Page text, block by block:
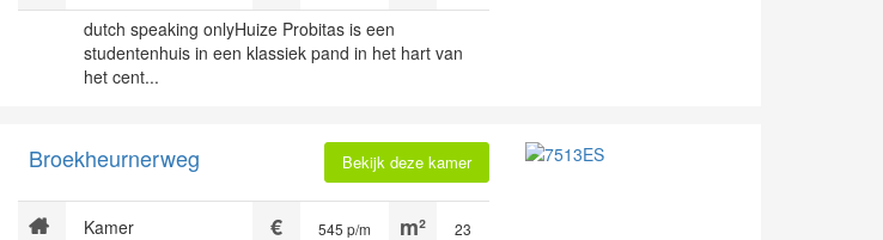
dutch speaking onlyHuize Probitas is een
studentenhuis in een klassiek pand in het hart van
het cent...
Broekheurnerweg Bekijk deze kamer
Kamer 23
545 p/m